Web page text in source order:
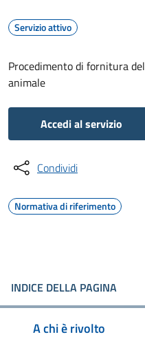
Servizio attivo
Procedimento di fornitura
animale
Accedi al servizio
Condividi
Normativa di riferimento
INDICE DELLA PAGINA
A chi è rivolto